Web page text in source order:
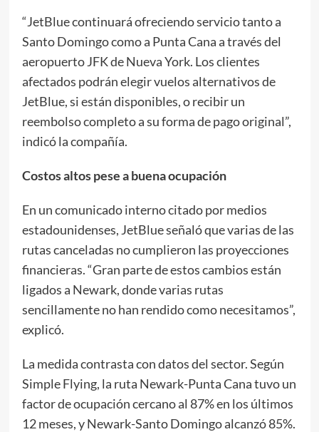
“JetBlue continuará ofreciendo servicio tanto a
Santo Domingo como a Punta Cana a través del
aeropuerto JFK de Nueva York. Los clientes
afectados podrán elegir vuelos alternativos de
JetBlue, si están disponibles, o recibir un
reembolso completo a su forma de pago original”,
indicó la compañía.
Costos altos pese a buena ocupación
En un comunicado interno citado por medios
estadounidenses, JetBlue señaló que varias de las
rutas canceladas no cumplieron las proyecciones
financieras. “Gran parte de estos cambios están
ligados a Newark, donde varias rutas
sencillamente no han rendido como necesitamos”,
explicó.
La medida contrasta con datos del sector. Según
Simple Flying, la ruta Newark-Punta Cana tuvo un
factor de ocupación cercano al 87% en los últimos
12 meses, y Newark-Santo Domingo alcanzó 85%.